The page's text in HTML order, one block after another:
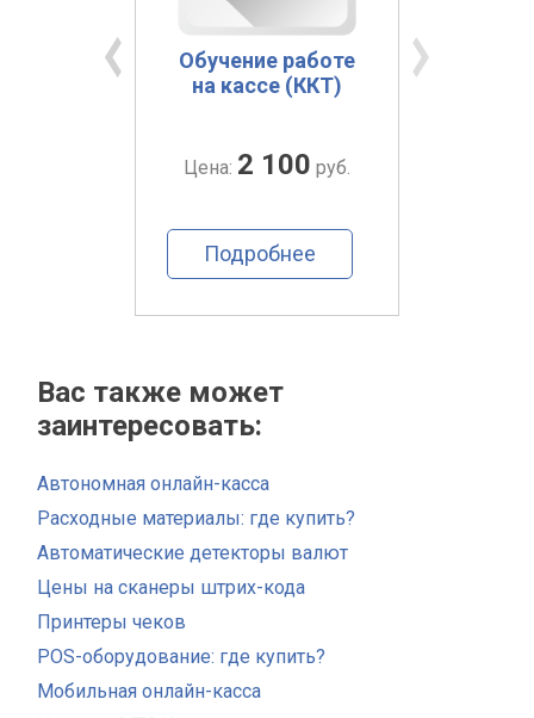
Обучение работе
на кассе (ККТ)
Цена: 2 100 руб.
Подробнее
Вас также может
заинтересовать:
Автономная онлайн-касса
Расходные материалы: где купить?
Автоматические детекторы валют
Цены на сканеры штрих-кода
Принтеры чеков
POS-оборудование: где купить?
Мобильная онлайн-касса